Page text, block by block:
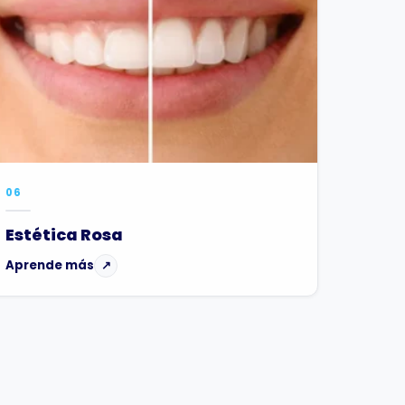
06
Estética Rosa
Aprende más ↗